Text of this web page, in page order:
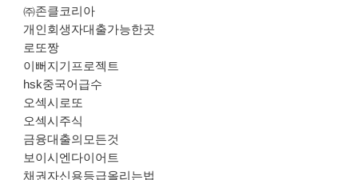
㈜존클코리아
개인회생자대출가능한곳
로또짱
이뻐지기프로젝트
hsk중국어급수
오섹시로또
오섹시주식
금융대출의모든것
보이시엔다이어트
채권자신용등급올리는법